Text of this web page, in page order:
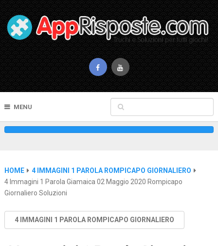
MENU
HOME
4 IMMAGINI 1 PAROLA ROMPICAPO GIORNALIERO
4 Immagini 1 Parola Giamaica 02 Maggio 2020 Rompicapo
Giornaliero Soluzioni
4 IMMAGINI 1 PAROLA ROMPICAPO GIORNALIERO